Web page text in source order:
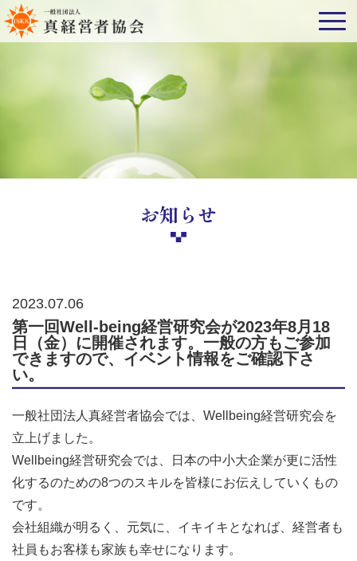
お知らせ
2023.07.06
第一回Well-being経営研究会が2023年8月18
日（金）に開催されます。一般の方もご参加
できますので、イベント情報をご確認下さ
い。
一般社団法人真経営者協会では、Wellbeing経営研究会を
立上げました。
Wellbeing経営研究会では、日本の中小大企業が更に活性
化するのための8つのスキルを皆様にお伝えしていくもの
です。
会社組織が明るく、元気に、イキイキとなれば、経営者も
社員もお客様も家族も幸せになります。